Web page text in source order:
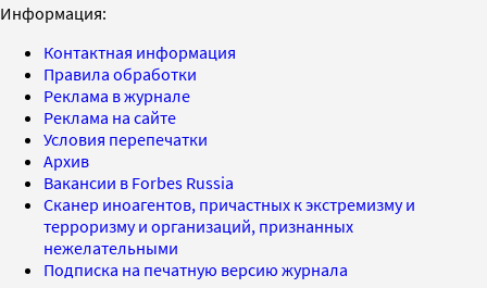
Информация:
Контактная информация
Правила обработки
Реклама в журнале
Реклама на сайте
Условия перепечатки
Архив
Вакансии в Forbes Russia
Сканер иноагентов, причастных к экстремизму и
терроризму и организаций, признанных
нежелательными
Подписка на печатную версию журнала